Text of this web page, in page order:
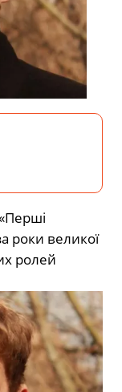
роки великої
ролей